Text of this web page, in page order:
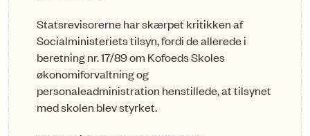
Statsrevisorerne har skærpet kritikken af
Socialministeriets tilsyn, fordi de allerede i
beretning nr. 17/89 om Kofoeds Skoles
økonomiforvaltning og
personaleadministration henstillede, at tilsynet
med skolen blev styrket.